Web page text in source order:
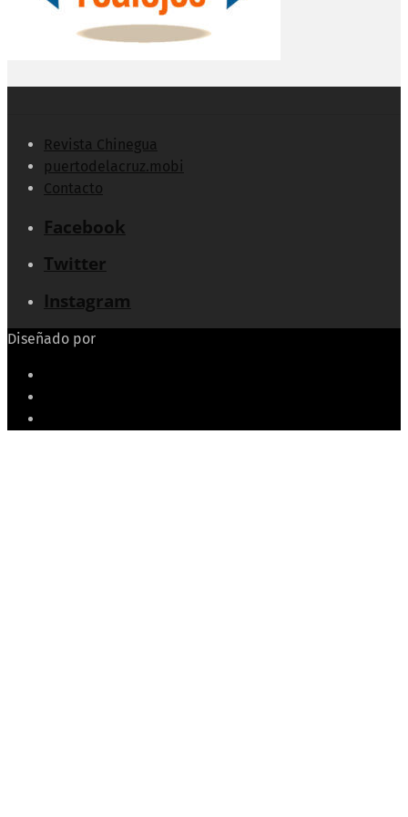
Revista Chinegua
puertodelacruz.mobi
Contacto
Facebook
Twitter
Instagram
Diseñado por